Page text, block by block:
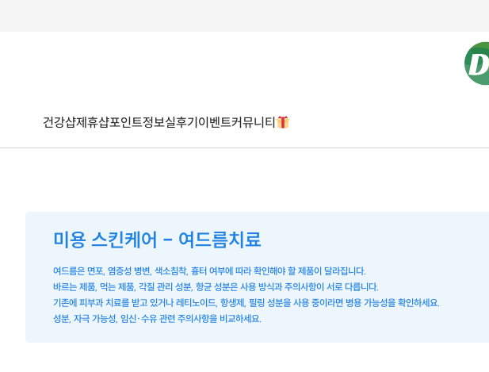
건강샵제휴샵포인트정보실후기이벤트커뮤니티
미용 스킨케어 - 여드름치료
여드름은 면포, 염증성 병변, 색소침착, 흉터 여부에 따라 확인해야 할 제품이 달라집니다.
바르는 제품, 먹는 제품, 각질 관리 성분, 항균 성분은 사용 방식과 주의사항이 서로 다릅니다.
기존에 피부과 치료를 받고 있거나 레티노이드, 항생제, 필링 성분을 사용 중이라면 병용 가능성을 확인하세요.
성분, 자극 가능성, 임신·수유 관련 주의사항을 비교하세요.